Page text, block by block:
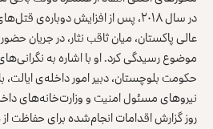
در سال ۲۰۱۸، پس از افزایش
عالی پاکستان،میان ثاقب نثار، در جریان
موضوع رسیدگی کرد. او با اشاره به
حکومت بلوچستان، دبیر امور داخله‌ی
نیروهای مسئول امنیت و وزارت‌خانه‌های
روز گزارش اقدامات انجام‌شده برای حفاظت از